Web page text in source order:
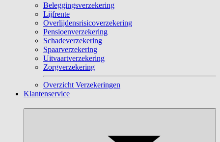
Beleggingsverzekering
Lijfrente
Overlijdensrisicoverzekering
Pensioenverzekering
Schadeverzekering
Spaarverzekering
Uitvaartverzekering
Zorgverzekering
Overzicht Verzekeringen
Klantenservice